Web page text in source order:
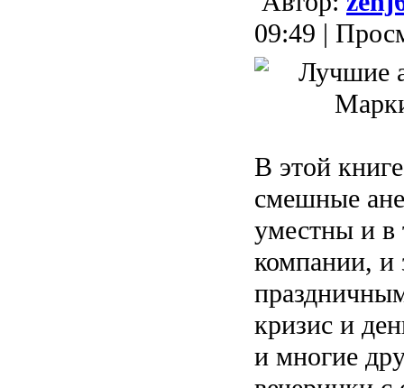
09:49 |
В этой
смешные
уместны и в
компании,
кризис и
и многие